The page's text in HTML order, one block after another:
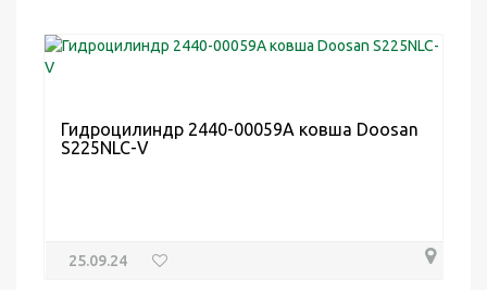
Гидроцилиндр 2440-00059A ковша Doosan
S225NLC-V
25.09.24